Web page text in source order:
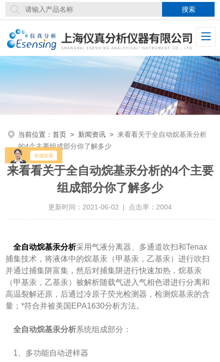
当前位置：首页 > 新闻资讯 > 来看看关于全自动烷基汞分析
的4个主要组成部分你了解多少
来看看关于全自动烷基汞分析的4个主要
组成部分你了解多少
更新时间：2021-06-02 | 点击率：2004
全自动烷基汞分析采用气液分离器、多通道吹扫和Tenax
捕集技术，将液体中的烷基汞（甲基汞，乙基汞）进行吹扫
并通过捕集阱富集，然后对捕集阱进行快速加热，烷基汞
（甲基汞，乙基汞）被解析随载气进入气相色谱进行分离和
高温裂解还原，后通过冷原子荧光检测器，检测烷基汞的含
量；*符合并被美国EPA1630分析方法。
全自动烷基汞分析系统组成部分：
1、多功能自动进样器